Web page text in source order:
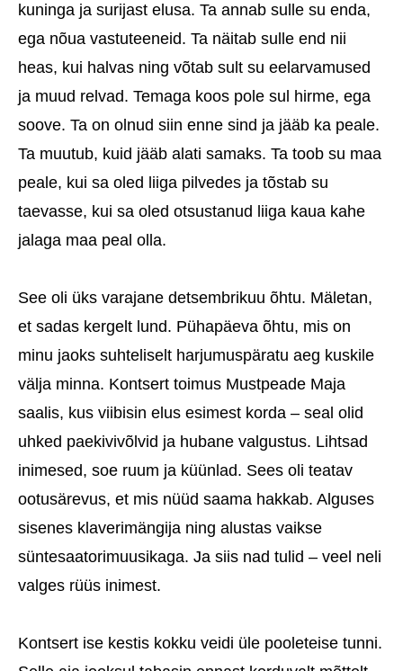
kuninga ja surijast elusa. Ta annab sulle su enda,
ega nõua vastuteeneid. Ta näitab sulle end nii
heas, kui halvas ning võtab sult su eelarvamused
ja muud relvad. Temaga koos pole sul hirme, ega
soove. Ta on olnud siin enne sind ja jääb ka peale.
Ta muutub, kuid jääb alati samaks. Ta toob su maa
peale, kui sa oled liiga pilvedes ja tõstab su
taevasse, kui sa oled otsustanud liiga kaua kahe
jalaga maa peal olla.
See oli üks varajane detsembrikuu õhtu. Mäletan,
et sadas kergelt lund. Pühapäeva õhtu, mis on
minu jaoks suhteliselt harjumuspäratu aeg kuskile
välja minna. Kontsert toimus Mustpeade Maja
saalis, kus viibisin elus esimest korda – seal olid
uhked paekivivõlvid ja hubane valgustus. Lihtsad
inimesed, soe ruum ja küünlad. Sees oli teatav
ootusärevus, et mis nüüd saama hakkab. Alguses
sisenes klaverimängija ning alustas vaikse
süntesaatorimuusikaga. Ja siis nad tulid – veel neli
valges rüüs inimest.
Kontsert ise kestis kokku veidi üle pooleteise tunni.